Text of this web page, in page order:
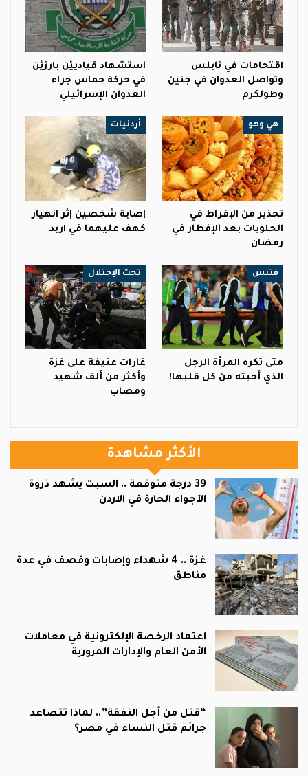
اقتحامات في نابلس
وتواصل العدوان في جنين
وطولكرم
استشهاد قيادييْن بارزيْن
في حركة حماس جراء
العدوان الإسرائيلي
هي وهو
تحذير من الإفراط في
الحلويات بعد الإفطار في
رمضان
أردنيات
إصابة شخصين إثر انهيار
كهف عليهما في اربد
فتنس
متى تكره المرأة الرجل
الذي أحبته من كل قلبها!
تحت الإحتلال
غارات عنيفة على غزة
وأكثر من ألف شهيد
ومصاب
الأكثر مشاهدة
39 درجة متوقعة .. السبت يشهد ذروة
الأجواء الحارة في الاردن
غزة .. 4 شهداء وإصابات وقصف في عدة
مناطق
اعتماد الرخصة الإلكترونية في معاملات
الأمن العام والإدارات المرورية
“قتل من أجل النفقة”.. لماذا تتصاعد
جرائم قتل النساء في مصر؟